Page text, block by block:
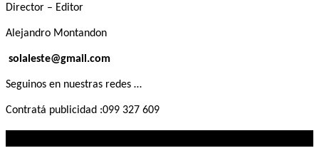
Director – Editor
Alejandro Montandon
solaleste@gmail.com
Seguinos en nuestras redes …
Contratá publicidad :099 327 609